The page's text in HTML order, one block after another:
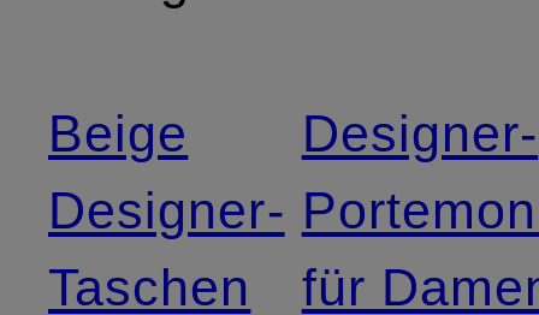
Beige
Designer-
Taschen
Designer-
für